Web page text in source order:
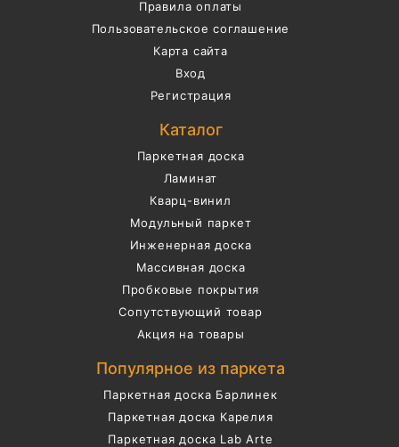
Правила оплаты
Пользовательское соглашение
Карта сайта
Вход
Регистрация
Каталог
Паркетная доска
Ламинат
Кварц-винил
Модульный паркет
Инженерная доска
Массивная доска
Пробковые покрытия
Сопутствующий товар
Акция на товары
Популярное из паркета
Паркетная доска Барлинек
Паркетная доска Карелия
Паркетная доска Lab Arte